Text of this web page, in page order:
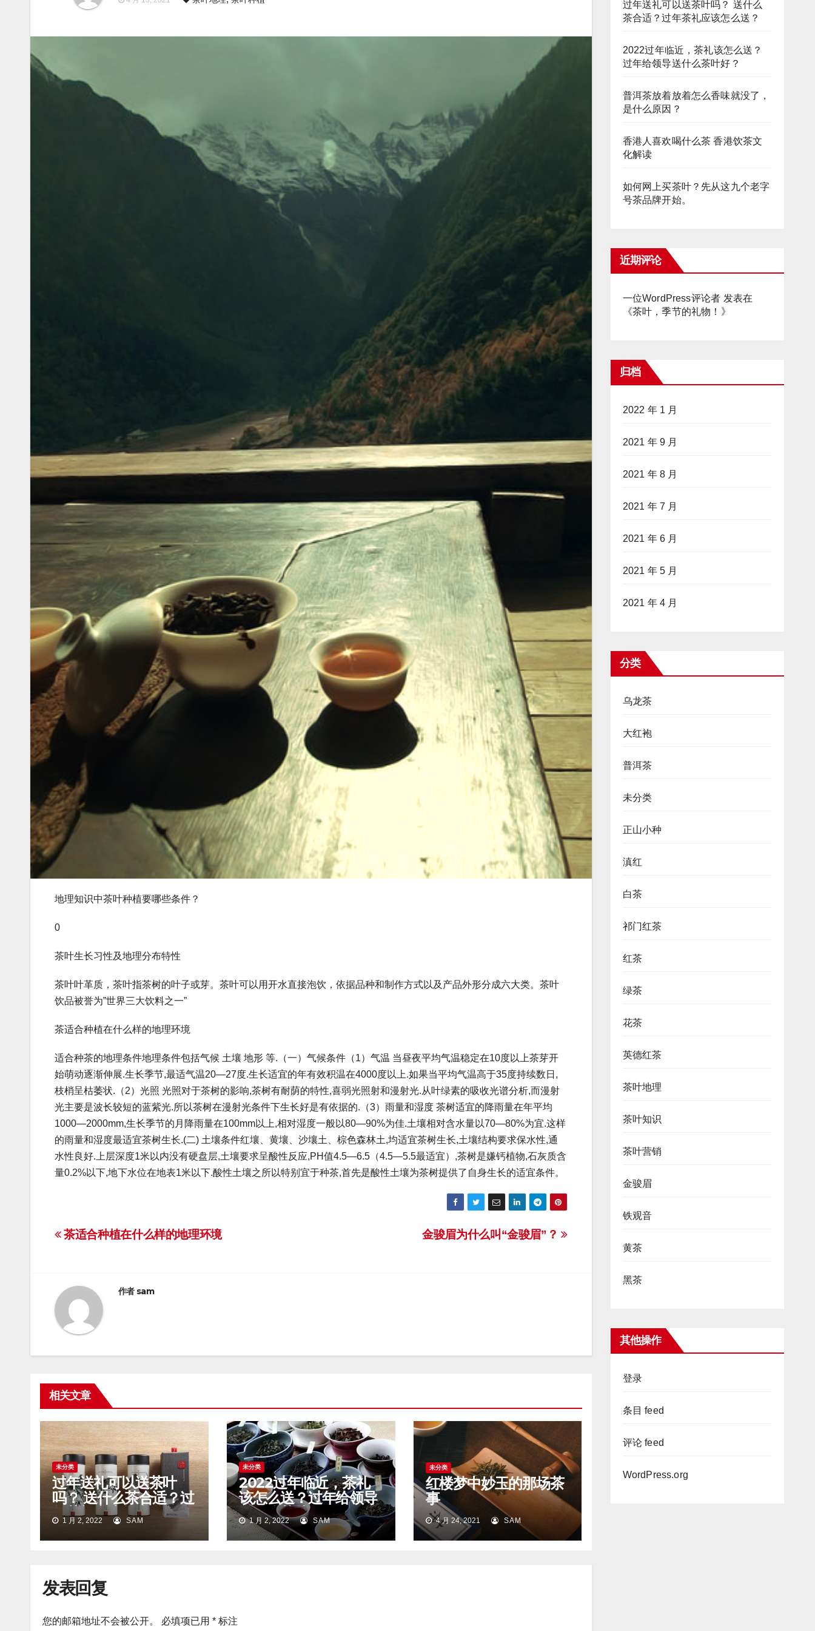
地理知识中茶叶种植要哪些条件？
0
茶叶生长习性及地理分布特性
茶叶叶革质，茶叶指茶树的叶子或芽。茶叶可以用开水直接泡饮，依据品种和制作方式以及产品外形分成六大类。茶叶
饮品被誉为”世界三大饮料之一”
茶适合种植在什么样的地理环境
适合种茶的地理条件地理条件包括气候 土壤 地形 等.（一）气候条件（1）气温 当昼夜平均气温稳定在10度以上茶芽开
始萌动逐渐伸展.生长季节,最适气温20—27度.生长适宜的年有效积温在4000度以上.如果当平均气温高于35度持续数日,
枝梢呈枯萎状.（2）光照 光照对于茶树的影响,茶树有耐荫的特性,喜弱光照射和漫射光.从叶绿素的吸收光谱分析,而漫射
光主要是波长较短的蓝紫光.所以茶树在漫射光条件下生长好是有依据的.（3）雨量和湿度 茶树适宜的降雨量在年平均
1000—2000mm,生长季节的月降雨量在100mm以上,相对湿度一般以80—90%为佳.土壤相对含水量以70—80%为宜.这样
的雨量和湿度最适宜茶树生长.(二) 土壤条件红壤、黄壤、沙壤土、棕色森林土,均适宜茶树生长,土壤结构要求保水性,通
水性良好.上层深度1米以内没有硬盘层,土壤要求呈酸性反应,PH值4.5—6.5（4.5—5.5最适宜）,茶树是嫌钙植物,石灰质含
量0.2%以下,地下水位在地表1米以下.酸性土壤之所以特别宜于种茶,首先是酸性土壤为茶树提供了自身生长的适宜条件。
文
导
航
金骏眉为什么叫“金骏眉”？
茶适合种植在什么样的地理环境
作者 sam
相关文章
未分类
过年送礼可以送茶叶
吗？ 送什么茶合适？过
年茶礼应该怎么送？
1 月 2, 2022 SAM
未分类
2022过年临近，茶礼
该怎么送？过年给领导
送什么茶叶好？
1 月 2, 2022 SAM
未分类
红楼梦中妙玉的那场茶
事
4 月 24, 2021 SAM
发表回复
您的邮箱地址不会被公开。 必填项已用 * 标注
过年送礼可以送茶叶吗？ 送什么
茶合适？过年茶礼应该怎么送？
2022过年临近，茶礼该怎么送？
过年给领导送什么茶叶好？
普洱茶放着放着怎么香味就没了，
是什么原因？
香港人喜欢喝什么茶 香港饮茶文
化解读
如何网上买茶叶？先从这九个老字
号茶品牌开始。
近期评论
一位WordPress评论者 发表在
《茶叶，季节的礼物！ 》
归档
2022 年 1 月
2021 年 9 月
2021 年 8 月
2021 年 7 月
2021 年 6 月
2021 年 5 月
2021 年 4 月
分类
乌龙茶
大红袍
普洱茶
未分类
正山小种
滇红
白茶
祁门红茶
红茶
绿茶
花茶
英德红茶
茶叶地理
茶叶知识
茶叶营销
金骏眉
铁观音
黄茶
黑茶
其他操作
登录
条目 feed
评论 feed
WordPress.org